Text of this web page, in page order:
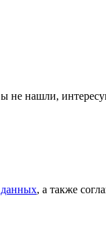
не нашли,
, а также